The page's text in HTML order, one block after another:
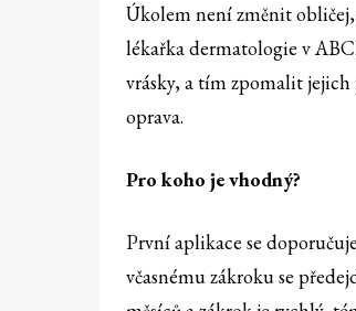
Úkolem není změnit
lékařka dermatologie v
vrásky, a tím zpomalit
oprava.
Pro koho je vhodný?
První aplikace se
včasnému zákroku se